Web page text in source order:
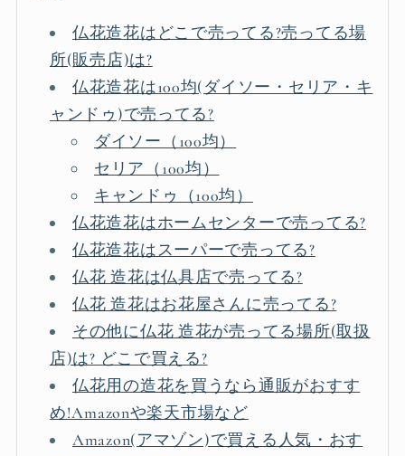
仏花造花はどこで売ってる?売ってる場
所(販売店)は?
仏花造花は100均(ダイソー・セリア・キ
ャンドゥ)で売ってる?
ダイソー（100均）
セリア（100均）
キャンドゥ（100均）
仏花造花はホームセンターで売ってる?
仏花造花はスーパーで売ってる?
仏花 造花は仏具店で売ってる?
仏花 造花はお花屋さんに売ってる?
その他に仏花 造花が売ってる場所(取扱
店)は? どこで買える?
仏花用の造花を買うなら通販がおすす
め!Amazonや楽天市場など
Amazon(アマゾン)で買える人気・おす